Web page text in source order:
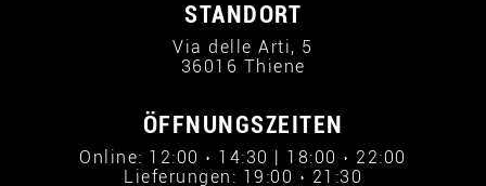
STANDORT
Via delle Arti, 5
36016 Thiene
ÖFFNUNGSZEITEN
Online: 12:00 › 14:30 | 18:00 › 22:00
Lieferungen: 19:00 › 21:30